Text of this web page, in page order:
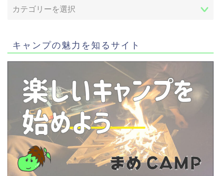
キャンプの魅力を知るサイト